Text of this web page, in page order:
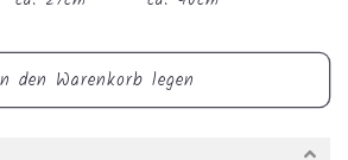
den Warenkorb legen